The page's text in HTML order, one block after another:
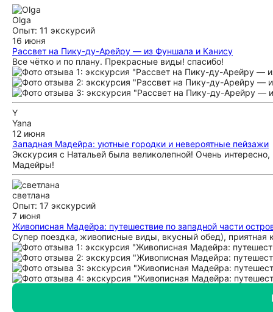
Olga
Опыт: 11 экскурсий
16 июня
Рассвет на Пику-ду-Арейру — из Фуншала и Канису
Все чётко и по плану. Прекрасные виды! спасибо!
Y
Yana
12 июня
Западная Мадейра: уютные городки и невероятные пейзажи
Экскурсия с Натальей была великолепной! Очень
Мадейры!
светлана
Опыт: 17 экскурсий
7 июня
Живописная Мадейра: путешествие по западной части
Супер поездка, живописные виды, вкусный обед), приятная